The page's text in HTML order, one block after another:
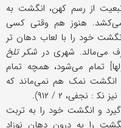
از رسم کهن، انگشت به
هنوز هم وقتی کسی
خود را با لعاب دهان تر
می‌مالد. شهری در شکر تلخ
تمام می‌شود، همچه تمام
انگشت نمک هم نمی‌ماند که
و انگشت خود را به تربت
را به درون دهان نوزاد